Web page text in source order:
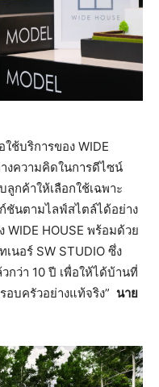
ช้บริการของ WIDE
งความคิดในการดีไซน์
กค้าให้เลือกใช้เฉพาะ
ชันตามไลฟ์สไตล์ได้อย่าง
HOUSE พร้อมด้วย
นอร์ SW STUDIO ซึ่ง
กว่า 10 ปี เพื่อให้ได้บ้านที่
บครัวอย่างแท้จริง” นาย